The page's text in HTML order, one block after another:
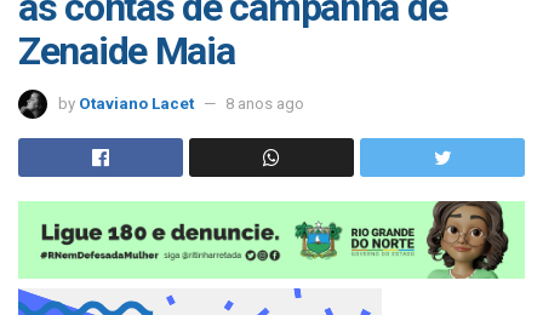
Zenaide Maia
by Otaviano Lacet 8 anos ago